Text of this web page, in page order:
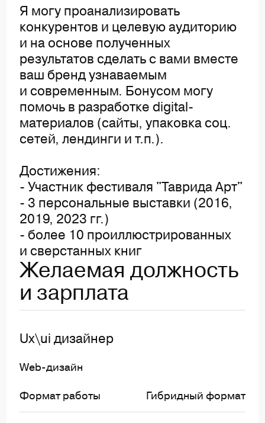
Я могу проанализировать
конкурентов и целевую аудиторию
и на основе полученных
результатов сделать с вами вместе
ваш бренд узнаваемым
и современным. Бонусом могу
помочь в разработке digital-
материалов (сайты, упаковка соц.
сетей, лендинги и т.п.).
Достижения:
- Участник фестиваля "Таврида Арт"
- 3 персональные выставки (2016,
2019, 2023 гг.)
- более 10 проиллюстрированных
и сверстанных книг
Желаемая должность
и зарплата
Ux\ui дизайнер
Web-дизайн
Формат работы
Гибридный формат